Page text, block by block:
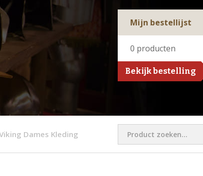
Mijn bestellijst
0 producten
Bekijk bestelling
Dames Kleding